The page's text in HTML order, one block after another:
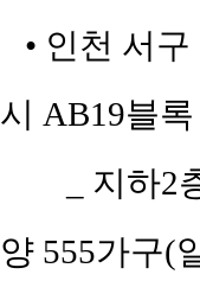
• 인천 서
시 AB19블
_ 지하
양 555가구(